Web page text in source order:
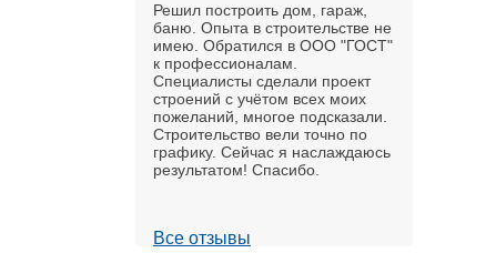
Решил построить дом, гараж,
баню. Опыта в строительстве не
имею. Обратился в ООО "ГОСТ"
к профессионалам.
Специалисты сделали проект
строений с учётом всех моих
пожеланий, многое подсказали.
Строительство вели точно по
графику. Сейчас я наслаждаюсь
результатом! Спасибо.
Все отзывы